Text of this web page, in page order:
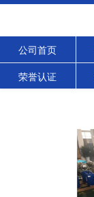
公司首页
荣誉认证